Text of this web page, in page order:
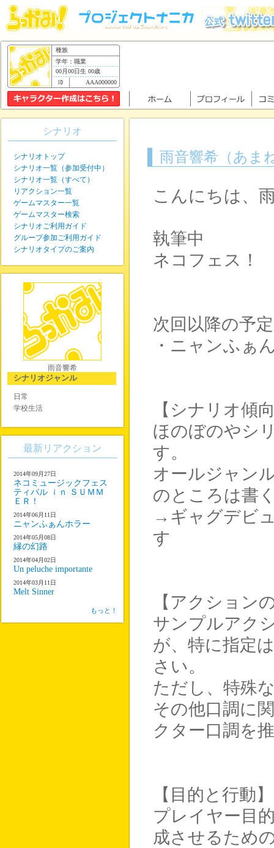
種族
学年：職業
00月00日生 00歳
AAA000000
雨音響希（あま
こんにちは、
執筆中
ネコフェス！
次回以降の予定
・ニャンふぁ
【シナリオ傾
ほのぼのやシ
す。
オールジャン
のところは書
→ギャグデビ
す
【アクション
サンプルアク
が、特に指定
さい。
ただし、特殊
その他口調に
クター口調を
【目的と行動】
プレイヤー目
成させるため
シナリオ
シナリオトップ
シナリオ一覧（参加受付中）
シナリオ一覧（すべて）
リアクション一覧
ゲームマスター一覧
ゲームマスター検索
シナリオご利用ガイド
グループ参加ご利用ガイド
シナリオタイプのご案内
雨音響希
シナリオジャンル
日常
学校生活
最新リアクション
2014年09月27日
ネコミュージックフェス
ティバル ｉｎ ＳＵＭＭ
ＥＲ！
2014年06月11日
ニャンふぁんホラー
2014年05月08日
縁の幻路
2014年04月02日
Un peluche importante
2014年03月11日
Melt Sinner
もっと！